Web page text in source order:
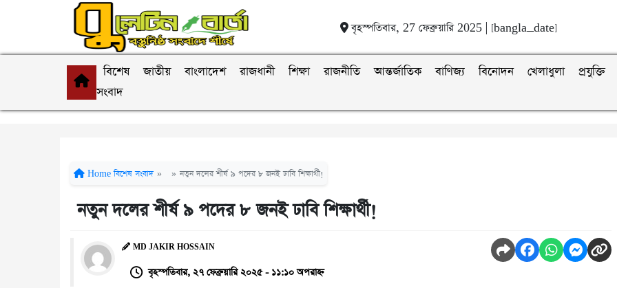
বৃহস্পতিবার, 27 ফেব্রুয়ারি 2025 | [bangla_date]
বিশেষ
সংবাদ
জাতীয় বাংলাদেশ রাজধানী শিক্ষা রাজনীতি আন্তর্জাতিক বাণিজ্য বিনোদন খেলাধুলা প্রযুক্তি
Home বিশেষ সংবাদ » » নতুন দলের শীর্ষ ৯ পদের ৮ জনই ঢাবি শিক্ষার্থী!
নতুন দলের শীর্ষ ৯ পদের ৮ জনই ঢাবি শিক্ষার্থী!
MD JAKIR HOSSAIN
বৃহস্পতিবার, ২৭ ফেব্রুয়ারি ২০২৫ - ১১:১০ অপরাহ্ন